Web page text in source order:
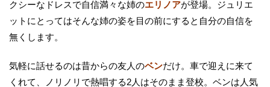
クシーなドレスで自信満々な姉のエリノアが登場。ジュリエ
ットにとってはそんな姉の姿を目の前にすると自分の自信を
無くします。
気軽に話せるのは昔からの友人のベンだけ。車で迎えに来て
くれて、ノリノリで熱唱する2人はそのまま登校。ベンは人気